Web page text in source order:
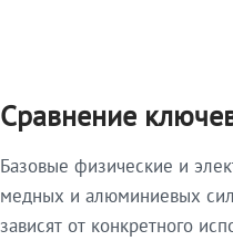
Сравнение
Базовые физические и
медных и алюминиевых
зависят от конкретного